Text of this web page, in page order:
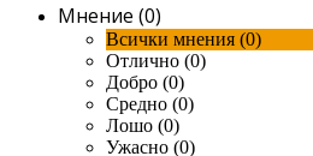
Мнение (0)
Всички мнения (0)
Отлично (0)
Добро (0)
Средно (0)
Лошо (0)
Ужасно (0)